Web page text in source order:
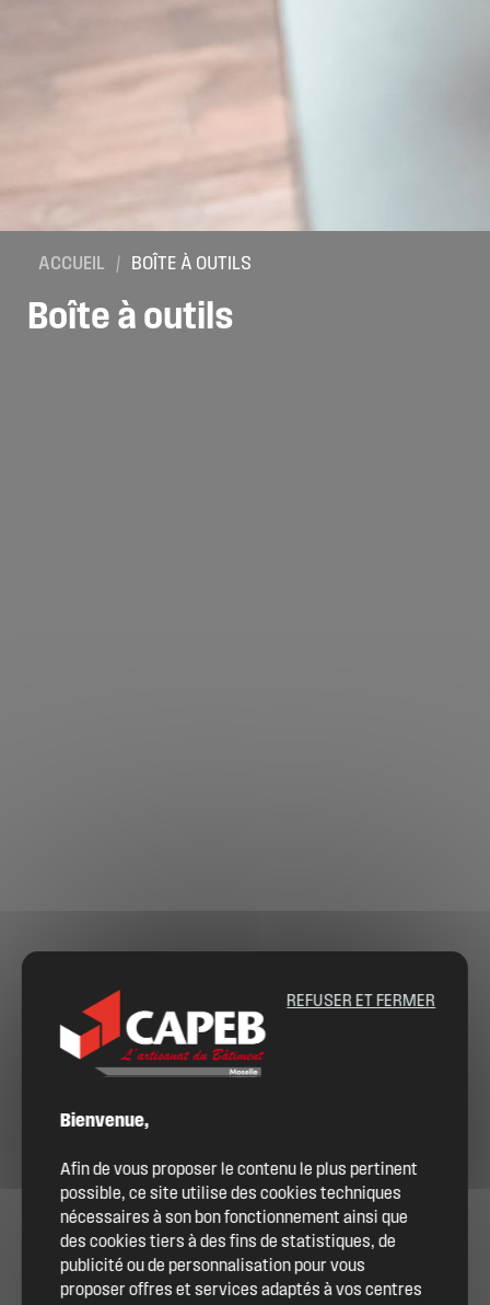
ACCUEIL / BOÎTE À OUTILS
Boîte à outils
Bienvenue,
Afin de vous proposer le contenu le plus pertinent
possible, ce site utilise des cookies techniques
nécessaires à son bon fonctionnement ainsi que
des cookies tiers à des fins de statistiques, de
publicité ou de personnalisation pour vous
proposer offres et services adaptés à vos centres
REFUSER ET FERMER